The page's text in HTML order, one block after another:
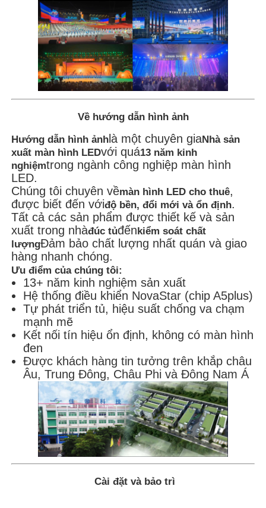
Về hướng dẫn hình ảnh
Hướng dẫn hình ảnh là một chuyên giaNhà sản
xuất màn hình LEDvới quá13 năm kinh
nghiệmtrong ngành công nghiệp màn hình
LED.
Chúng tôi chuyên vềmàn hình LED cho thuê,
được biết đến vớiđộ bền, đổi mới và ổn định.
Tất cả các sản phẩm được thiết kế và sản
xuất trong nhàđúc tủđến kiểm soát chất
lượngĐảm bảo chất lượng nhất quán và giao
hàng nhanh chóng.
Ưu điểm của chúng tôi:
13+ năm kinh nghiệm sản xuất
Hệ thống điều khiển NovaStar (chip A5plus)
Tự phát triển tủ, hiệu suất chống va chạm
mạnh mẽ
Kết nối tín hiệu ổn định, không có màn hình
đen
Được khách hàng tin tưởng trên khắp châu
Âu, Trung Đông, Châu Phi và Đông Nam Á
Cài đặt và bảo trì